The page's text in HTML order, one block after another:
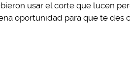
usar el corte que lucen
oportunidad para que te des